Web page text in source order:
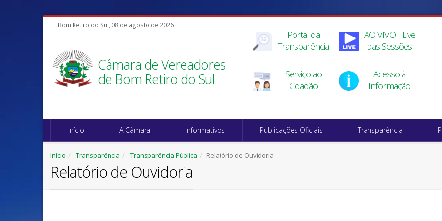
Bom Retiro do Sul, 08 de agosto de 2026
Câmara de Vereadores
de Bom Retiro do Sul
Portal da
Transparência
AO VIVO - Live
das Sessões
Serviço ao
Cidadão
Acesso à
Informação
Início A Câmara Informativos Publicações Oficiais Transparência
Início Transparência Transparência Pública Relatório de Ouvidoria
Relatório de Ouvidoria